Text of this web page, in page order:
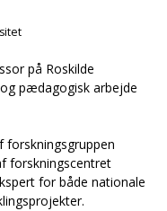
på Roskilde
pædagogisk arbejde
forskningsgruppen
forskningscentret
for både nationale